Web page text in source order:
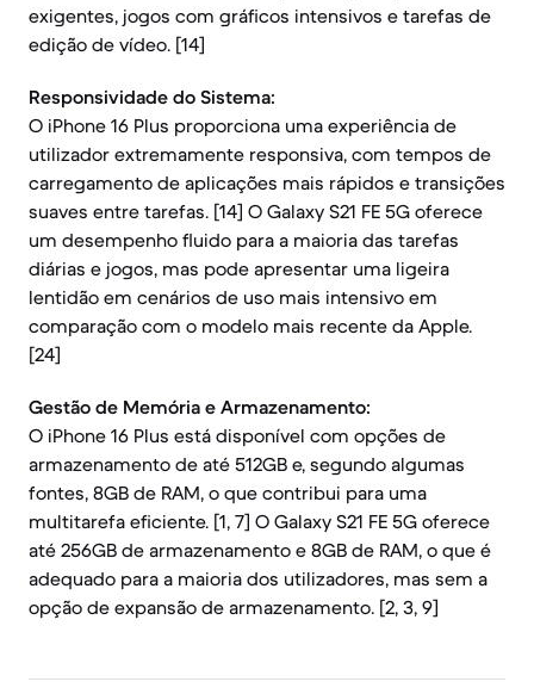
exigentes, jogos com gráficos intensivos e tarefas de
edição de vídeo. [14]
Responsividade do Sistema:
O iPhone 16 Plus proporciona uma experiência de
utilizador extremamente responsiva, com tempos de
carregamento de aplicações mais rápidos e transições
suaves entre tarefas. [14] O Galaxy S21 FE 5G oferece
um desempenho fluido para a maioria das tarefas
diárias e jogos, mas pode apresentar uma ligeira
lentidão em cenários de uso mais intensivo em
comparação com o modelo mais recente da Apple.
[24]
Gestão de Memória e Armazenamento:
O iPhone 16 Plus está disponível com opções de
armazenamento de até 512GB e, segundo algumas
fontes, 8GB de RAM, o que contribui para uma
multitarefa eficiente. [1, 7] O Galaxy S21 FE 5G oferece
até 256GB de armazenamento e 8GB de RAM, o que é
adequado para a maioria dos utilizadores, mas sem a
opção de expansão de armazenamento. [2, 3, 9]